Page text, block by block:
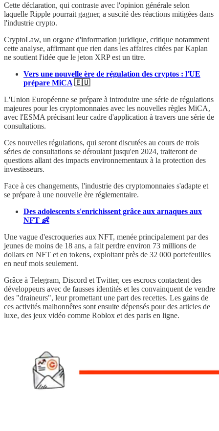
Cette déclaration, qui contraste avec l'opinion générale selon
laquelle Ripple pourrait gagner, a suscité des réactions mitigées dans
l'industrie crypto.
CryptoLaw, un organe d'information juridique, critique notamment
cette analyse, affirmant que rien dans les affaires citées par Kaplan
ne soutient l'idée que le jeton XRP est un titre.
Vers une nouvelle ère de régulation des cryptos : l'UE
prépare MiCA 🇪🇺
L'Union Européenne se prépare à introduire une série de régulations
majeures pour les cryptomonnaies avec les nouvelles règles MiCA,
avec l'ESMA précisant leur cadre d'application à travers une série de
consultations.
Ces nouvelles régulations, qui seront discutées au cours de trois
séries de consultations se déroulant jusqu'en 2024, traiteront de
questions allant des impacts environnementaux à la protection des
investisseurs.
Face à ces changements, l'industrie des cryptomonnaies s'adapte et
se prépare à une nouvelle ère réglementaire.
Des adolescents s'enrichissent grâce aux arnaques aux
NFT 👶
Une vague d'escroqueries aux NFT, menée principalement par des
jeunes de moins de 18 ans, a fait perdre environ 73 millions de
dollars en NFT et en tokens, exploitant près de 32 000 portefeuilles
en neuf mois seulement.
Grâce à Telegram, Discord et Twitter, ces escrocs contactent des
développeurs avec de fausses identités et les convainquent de vendre
des "draineurs", leur promettant une part des recettes. Les gains de
ces activités malhonnêtes sont ensuite dépensés pour des articles de
luxe, des jeux vidéo comme Roblox et des paris en ligne.